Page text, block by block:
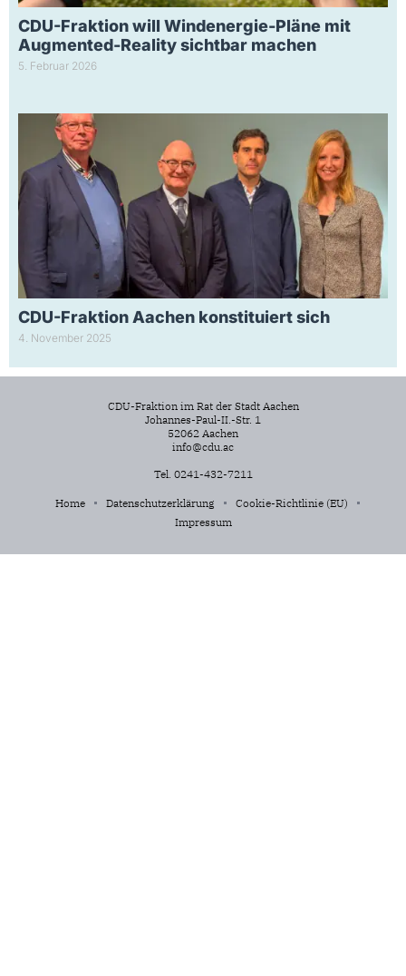
CDU-Fraktion will Windenergie-Pläne mit
Augmented-Reality sichtbar machen
5. Februar 2026
CDU-Fraktion Aachen konstituiert sich
4. November 2025
CDU-Fraktion im Rat der Stadt Aachen
Johannes-Paul-II.-Str. 1
52062 Aachen
info@cdu.ac
Tel. 0241-432-7211
Home Datenschutzerklärung
Cookie-Richtlinie (EU)
Impressum